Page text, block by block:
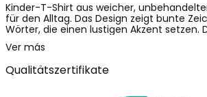
Kinder-T-Shirt aus weicher,
für den Alltag. Das Design zeigt bunte
Wörter, die einen lustigen Akzent setzen.
von 12 Monaten bis 10 Jahren, um sich
Kindes anzupassen. Mit
Ärmeln ist es perfekt für warme
Vielseitigkeit macht es leicht
Ver más
Qualitätszertifikate